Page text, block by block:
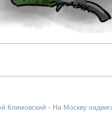
Климовский - На Москву